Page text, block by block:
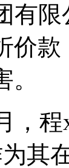
有限
价
，
其